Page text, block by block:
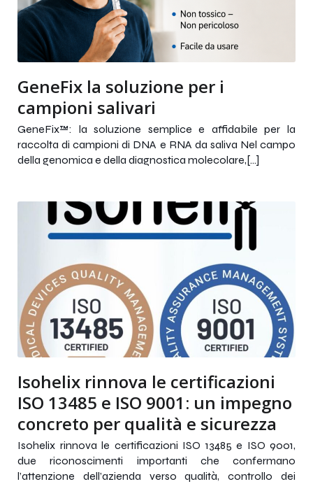
GeneFix la soluzione per i
campioni salivari
GeneFix™: la soluzione semplice e affidabile per la
raccolta di campioni di DNA e RNA da saliva Nel campo
della genomica e della diagnostica molecolare,[…]
Isohelix rinnova le certificazioni
ISO 13485 e ISO 9001: un impegno
concreto per qualità e sicurezza
Isohelix rinnova le certificazioni ISO 13485 e ISO 9001,
due riconoscimenti importanti che confermano
l’attenzione dell’azienda verso qualità, controllo dei